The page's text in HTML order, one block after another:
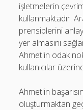
işletmelerin
kullanmaktadır.
prensiplerini
yer almasını
Ahmet'in odak
kullanıcılar
Ahmet'in
oluşturmaktan